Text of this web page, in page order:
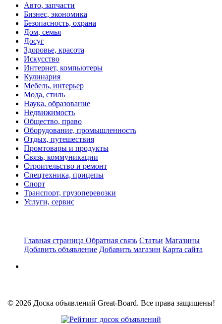
Авто, запчасти
Бизнес, экономика
Безопасность, охрана
Дом, семья
Досуг
Здоровье, красота
Искусство
Интернет, компьютеры
Кулинария
Мебель, интерьер
Мода, стиль
Наука, образование
Недвижимость
Общество, право
Оборудование, промышленность
Отдых, путешествия
Промтовары и продукты
Связь, коммуникации
Строительство и ремонт
Спецтехника, прицепы
Спорт
Транспорт, грузоперевозки
Услуги, сервис
Главная страница Обратная связь Статьи Магазины
Добавить объявление Добавить магазин Карта сайта
© 2026 Доска объявлений Great-Board. Все права защищены!